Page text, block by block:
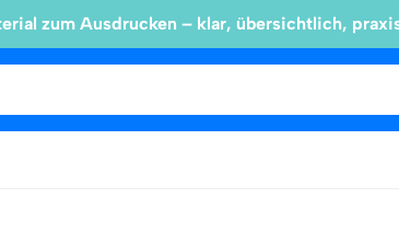
zum Ausdrucken – klar, übersichtlich,